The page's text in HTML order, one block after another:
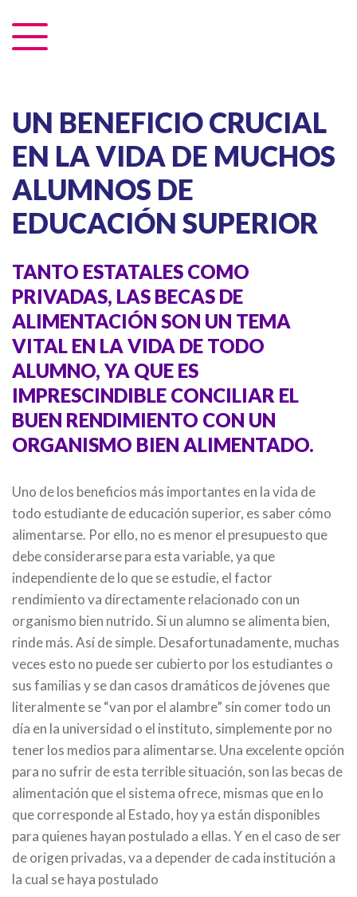
UN BENEFICIO CRUCIAL
EN LA VIDA DE MUCHOS
ALUMNOS DE
EDUCACIÓN SUPERIOR
TANTO ESTATALES COMO
PRIVADAS, LAS BECAS DE
ALIMENTACIÓN SON UN TEMA
VITAL EN LA VIDA DE TODO
ALUMNO, YA QUE ES
IMPRESCINDIBLE CONCILIAR EL
BUEN RENDIMIENTO CON UN
ORGANISMO BIEN ALIMENTADO.
Uno de los beneficios más importantes en la vida de
todo estudiante de educación superior, es saber cómo
alimentarse. Por ello, no es menor el presupuesto que
debe considerarse para esta variable, ya que
independiente de lo que se estudie, el factor
rendimiento va directamente relacionado con un
organismo bien nutrido. Si un alumno se alimenta bien,
rinde más. Así de simple. Desafortunadamente, muchas
veces esto no puede ser cubierto por los estudiantes o
sus familias y se dan casos dramáticos de jóvenes que
literalmente se “van por el alambre” sin comer todo un
día en la universidad o el instituto, simplemente por no
tener los medios para alimentarse. Una excelente opción
para no sufrir de esta terrible situación, son las becas de
alimentación que el sistema ofrece, mismas que en lo
que corresponde al Estado, hoy ya están disponibles
para quienes hayan postulado a ellas. Y en el caso de ser
de origen privadas, va a depender de cada institución a
la cual se haya postulado